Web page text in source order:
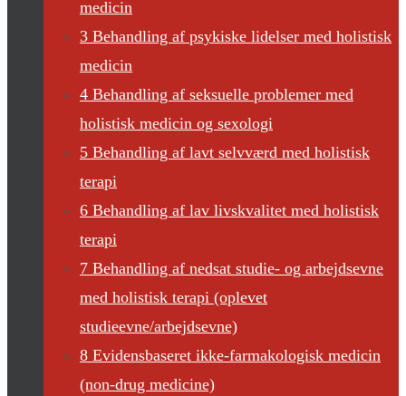
medicin
3 Behandling af psykiske lidelser med holistisk
medicin
4 Behandling af seksuelle problemer med
holistisk medicin og sexologi
5 Behandling af lavt selvværd med holistisk
terapi
6 Behandling af lav livskvalitet med holistisk
terapi
7 Behandling af nedsat studie- og arbejdsevne
med holistisk terapi (oplevet
studieevne/arbejdsevne)
8 Evidensbaseret ikke-farmakologisk medicin
(non-drug medicine)